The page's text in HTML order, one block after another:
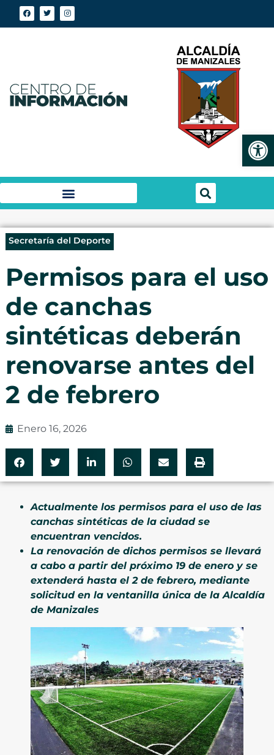
Secretaría del Deporte
Permisos para el uso
de canchas
sintéticas deberán
renovarse antes del
2 de febrero
Enero 16, 2026
Actualmente los permisos para el uso de las
canchas sintéticas de la ciudad se
encuentran vencidos.
La renovación de dichos permisos se llevará
a cabo a partir del próximo 19 de enero y se
extenderá hasta el 2 de febrero, mediante
solicitud en la ventanilla única de la Alcaldía
de Manizales